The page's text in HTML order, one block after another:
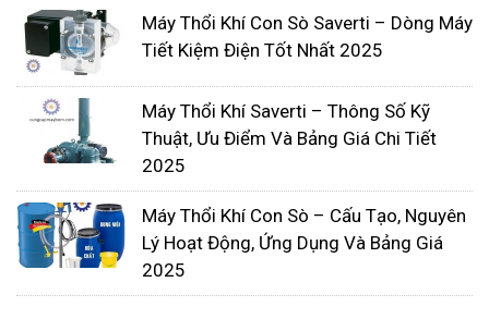
nước, nhà máy xử lý nước thải, hệ thống thoát
nước và các ứng dụng công nghiệp khác. Bơm
chìm nước thải được thiết kế để vận chuyển nước
thải có chứa chất rắn và các chất ô nhiễm khác.
Với hiệu suất cao, độ bền và khả năng làm việc
trong môi trường khắc nghiệt, bơm chìm nước thải
đảm bảo hiệu quả và tin cậy trong việc xử lý nước
thải.
Máy Thổi Khí Con Sò Saverti – Dòng Máy
Tiết Kiệm Điện Tốt Nhất 2025
Máy Thổi Khí Saverti – Thông Số Kỹ
Thuật, Ưu Điểm Và Bảng Giá Chi Tiết
2025
Máy Thổi Khí Con Sò – Cấu Tạo, Nguyên
Lý Hoạt Động, Ứng Dụng Và Bảng Giá
2025